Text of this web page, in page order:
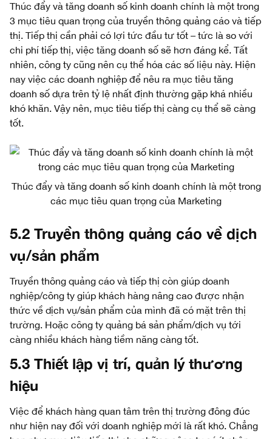
Thúc đẩy và tăng doanh số kinh doanh chính là một trong
3 mục tiêu quan trọng của truyền thông quảng cáo và tiếp
thị. Tiếp thị cần phải có lợi tức đầu tư tốt – tức là so với
chi phí tiếp thị, việc tăng doanh số sẽ hơn đáng kể. Tất
nhiên, công ty cũng nên cụ thể hóa các số liệu này. Hiện
nay việc các doanh nghiệp để nêu ra mục tiêu tăng
doanh số dựa trên tỷ lệ nhất định thường gặp khá nhiều
khó khăn. Vậy nên, mục tiêu tiếp thị càng cụ thể sẽ càng
tốt.
Thúc đẩy và tăng doanh số kinh doanh chính là một trong
các mục tiêu quan trọng của Marketing
5.2 Truyền thông quảng cáo về dịch
vụ/sản phẩm
Truyền thông quảng cáo và tiếp thị còn giúp doanh
nghiệp/công ty giúp khách hàng nâng cao được nhận
thức về dịch vụ/sản phẩm của mình đã có mặt trên thị
trường. Hoặc công ty quảng bá sản phẩm/dịch vụ tới
càng nhiều khách hàng tiềm năng càng tốt.
5.3 Thiết lập vị trí, quản lý thương
hiệu
Việc để khách hàng quan tâm trên thị trường đông đúc
như hiện nay đối với doanh nghiệp mới là rất khó. Chẳng